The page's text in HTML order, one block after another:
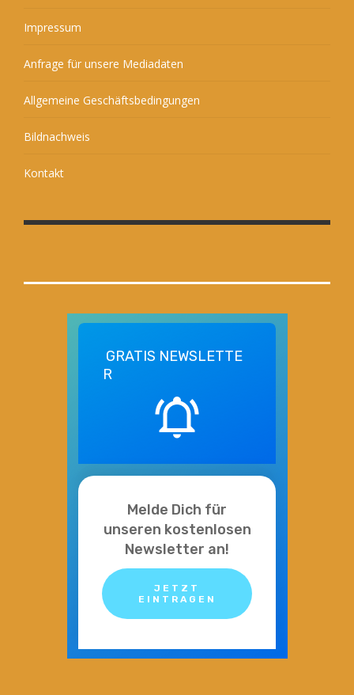
Impressum
Anfrage für unsere Mediadaten
Allgemeine Geschäftsbedingungen
Bildnachweis
Kontakt
GRATIS NEWSLETTE
R
Melde Dich für
unseren kostenlosen
Newsletter an!
JETZT
EINTRAGEN